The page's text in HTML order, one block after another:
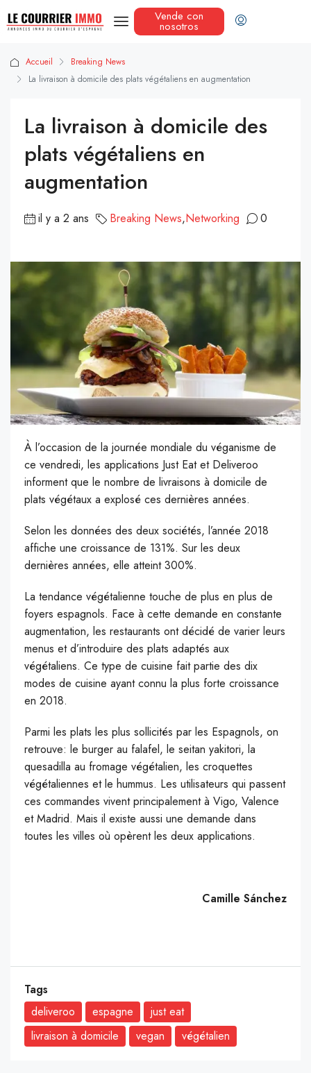
Vende con
nosotros
Accueil
Breaking News
La livraison à domicile des plats végétaliens en augmentation
La livraison à domicile des
plats végétaliens en
augmentation
il y a 2 ans Breaking News,Networking 0
À l’occasion de la journée mondiale du véganisme de
ce vendredi, les applications Just Eat et Deliveroo
informent que le nombre de livraisons à domicile de
plats végétaux a explosé ces dernières années.
Selon les données des deux sociétés, l’année 2018
affiche une croissance de 131%. Sur les deux
dernières années, elle atteint 300%.
La tendance végétalienne touche de plus en plus de
foyers espagnols. Face à cette demande en constante
augmentation, les restaurants ont décidé de varier leurs
menus et d’introduire des plats adaptés aux
végétaliens. Ce type de cuisine fait partie des dix
modes de cuisine ayant connu la plus forte croissance
en 2018.
Parmi les plats les plus sollicités par les Espagnols, on
retrouve: le burger au falafel, le seitan yakitori, la
quesadilla au fromage végétalien, les croquettes
végétaliennes et le hummus. Les utilisateurs qui passent
ces commandes vivent principalement à Vigo, Valence
et Madrid. Mais il existe aussi une demande dans
toutes les villes où opèrent les deux applications.
Camille Sánchez
Tags
deliveroo
espagne
just eat
livraison à domicile
vegan végétalien